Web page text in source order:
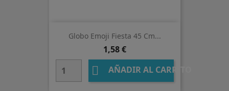
Globo Emoji Fiesta 45 Cm...
Precio
1,58 €
 AÑADIR AL CARRITO